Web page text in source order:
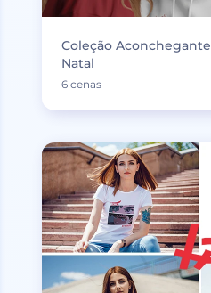
Coleção
Natal
6 cenas